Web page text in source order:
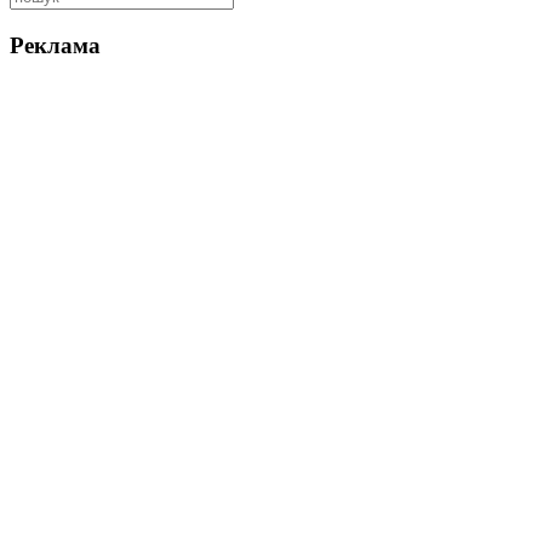
Реклама